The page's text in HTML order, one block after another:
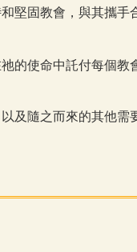
堅固教會，與其攜手
的使命中託付每個教
及隨之而來的其他需